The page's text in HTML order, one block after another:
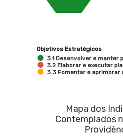
3.1 Desenvolver e manter
3.2 Elaborar e executar
3.3 Fomentar e aprimorar
Objetivos Estratégicos
Mapa dos
Contemplados